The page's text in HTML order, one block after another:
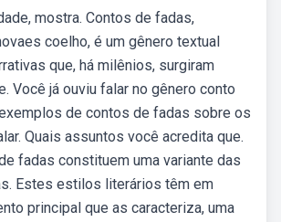
mostra. Contos de fadas,
coelho, é um gênero textual
que, há milênios, surgiram
Você já ouviu falar no gênero conto
de contos de fadas sobre os
Quais assuntos você acredita que.
fadas constituem uma variante das
Estes estilos literários têm em
principal que as caracteriza, uma